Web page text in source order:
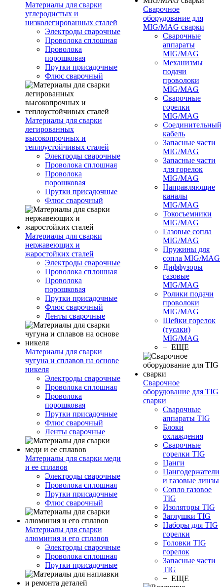
Материалы для сварки
углеродистых и
низколегированных сталей
Электроды сварочные
Проволока сплошная
Проволока
порошковая
Прутки присадочные
Флюс сварочный
Материалы для сварки
легированных
высокопрочных и
теплоустойчивых сталей
Электроды сварочные
Проволока сплошная
Проволока
порошковая
Прутки присадочные
Флюс сварочный
Материалы для сварки
нержавеющих и
жаростойких сталей
Электроды сварочные
Проволока сплошная
Проволока
порошковая
Прутки присадочные
Флюс сварочный
Ленты сварочные
Материалы для сварки
чугуна и сплавов на основе
никеля
Электроды сварочные
Проволока сплошная
Проволока
порошковая
Прутки присадочные
Флюс сварочный
Ленты сварочные
Материалы для сварки меди
и ее сплавов
Электроды сварочные
Проволока сплошная
Прутки присадочные
Флюс сварочный
Материалы для сварки
алюминия и его сплавов
Электроды сварочные
Проволока сплошная
Прутки присадочные
Сварочное
оборудование для
MIG/MAG сварки
Сварочные
аппараты
MIG/MAG
Механизмы
подачи
проволоки
MIG/MAG
Сварочные
горелки
MIG/MAG
Соединительный
кабель
Запасные части
MIG/MAG
Запасные части
для горелок
MIG/MAG
Направляющие
каналы
MIG/MAG
Токосъемники
MIG/MAG
Газовые сопла
MIG/MAG
Пружины для
сопла MIG/MAG
Диффузоры
газовые
MIG/MAG
Ролики подачи
проволоки
MIG/MAG
Шейки горелок
(гусаки)
MIG/MAG
+ ЕЩЕ
Сварочное
оборудование для TIG
сварки
Сварочные
аппараты TIG
Блоки
охлаждения
Сварочные
горелки TIG
Цанги
Цангодержатели
и газовые линзы
Сопло газовое
TIG
Изоляторы TIG
Заглушки TIG
Наборы для TIG
горелки
Головки TIG
горелок
Запасные части
TIG
+ ЕЩЕ